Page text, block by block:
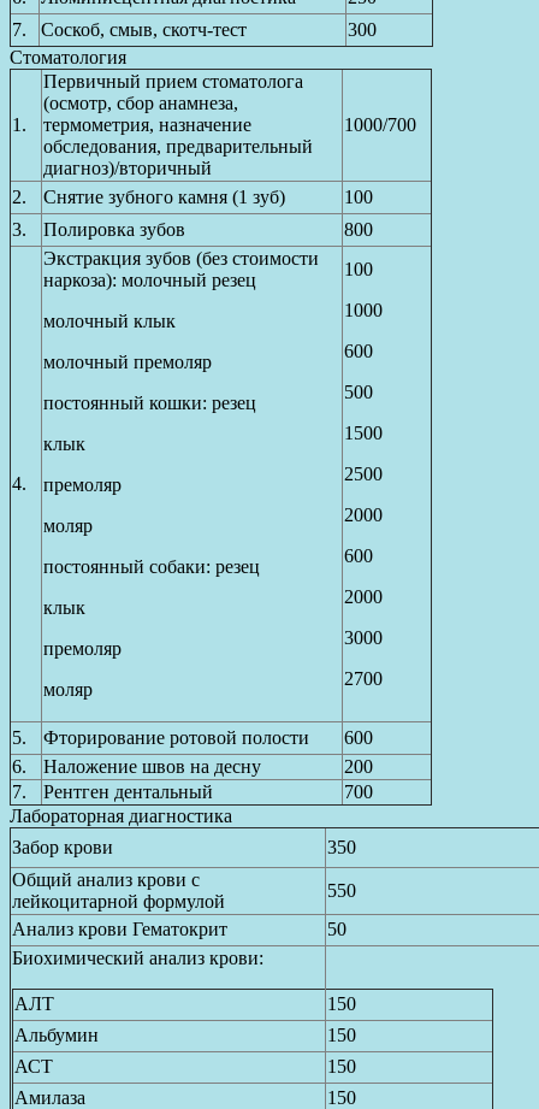
7.
Соскоб, смыв, скотч-тест
300
Cтоматология
1.
Первичный прием стоматолога
(осмотр, сбор анамнеза,
термометрия, назначение
обследования, предварительный
диагноз)/вторичный
1000/700
2. Снятие зубного камня (1 зуб)
100
3.
Полировка зубов 800
4.
Экстракция зубов (без стоимости
наркоза): молочный резец
молочный клык
молочный премоляр
постоянный кошки: резец
клык
премоляр
моляр
постоянный собаки: резец
клык
премоляр
моляр
100
1000
600
500
1500
2500
2000
600
2000
3000
2700
5. Фторирование ротовой полости
600
6.
Наложение швов на десну
200
7.
Рентген дентальный
700
Лабораторная диагностика
Забор крови
350
Общий анализ крови с
лейкоцитарной формулой
550
Анализ крови Гематокрит
50
Биохимический анализ крови:
АЛТ
150
Альбумин
150
АСТ
150
Амилаза
150